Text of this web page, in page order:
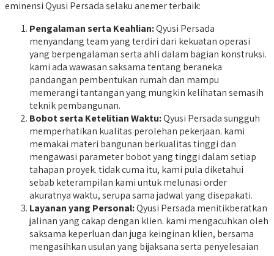
eminensi Qyusi Persada selaku anemer terbaik:
Pengalaman serta Keahlian:Qyusi Persada
menyandang team yang terdiri dari kekuatan operasi
yang berpengalaman serta ahli dalam bagian konstruksi.
kami ada wawasan saksama tentang beraneka
pandangan pembentukan rumah dan mampu
memerangi tantangan yang mungkin kelihatan semasih
teknik pembangunan.
Bobot serta Ketelitian Waktu:Qyusi Persada sungguh
memperhatikan kualitas perolehan pekerjaan. kami
memakai materi bangunan berkualitas tinggi dan
mengawasi parameter bobot yang tinggi dalam setiap
tahapan proyek. tidak cuma itu, kami pula diketahui
sebab keterampilan kami untuk melunasi order
akuratnya waktu, serupa sama jadwal yang disepakati.
Layanan yang Personal:Qyusi Persada menitikberatkan
jalinan yang cakap dengan klien. kami mengacuhkan oleh
saksama keperluan dan juga keinginan klien, bersama
mengasihkan usulan yang bijaksana serta penyelesaian